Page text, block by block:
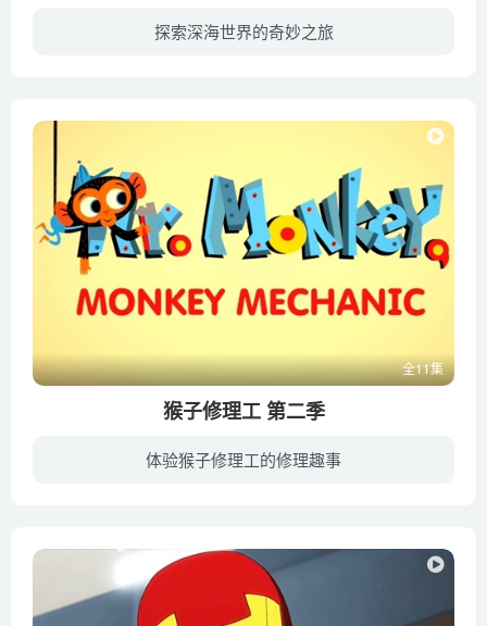
探索深海世界的奇妙之旅
全11集
猴子修理工 第二季
体验猴子修理工的修理趣事